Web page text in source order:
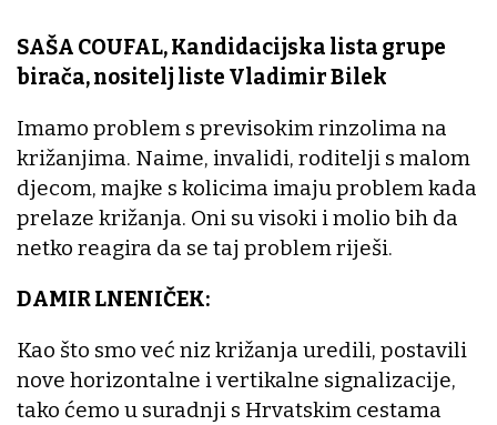
SAŠA COUFAL, Kandidacijska lista grupe
birača, nositelj liste Vladimir Bilek
Imamo problem s previsokim rinzolima na
križanjima. Naime, invalidi, roditelji s malom
djecom, majke s kolicima imaju problem kada
prelaze križanja. Oni su visoki i molio bih da
netko reagira da se taj problem riješi.
DAMIR LNENIČEK:
Kao što smo već niz križanja uredili, postavili
nove horizontalne i vertikalne signalizacije,
tako ćemo u suradnji s Hrvatskim cestama